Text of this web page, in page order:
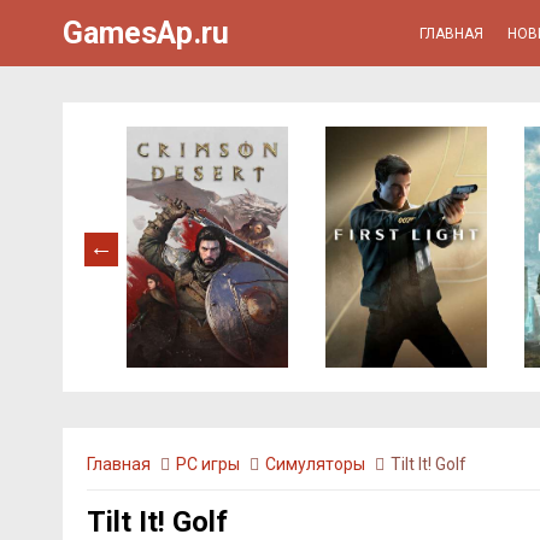
GamesAp.ru ГЛАВНАЯ
Главная PC игры Симуляторы Tilt It! Golf
Tilt It! Golf